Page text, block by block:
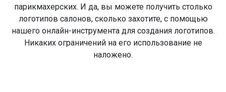
парикмахерских. И да, вы можете получить столько
логотипов салонов, сколько захотите, с помощью
нашего онлайн-инструмента для создания логотипов.
Никаких ограничений на его использование не
наложено.